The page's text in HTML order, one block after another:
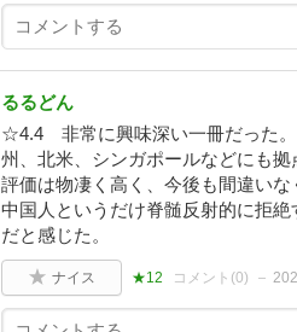
るるどん
☆4.4 非常に興味深い一冊だった。
州、北米、シンガポールなどにも
評価は物凄く高く、今後も間違いな
中国人というだけ脊髄反射的に拒
だと感じた。
ナイス ★12 コメント(0)